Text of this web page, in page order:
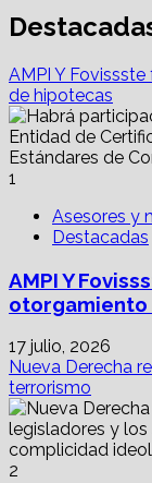
AMPI Y
de hipotecas
1
Asesores y
Destacadas
AMPI Y
otorgamiento
17 julio, 2026
Nueva Derecha
terrorismo
2